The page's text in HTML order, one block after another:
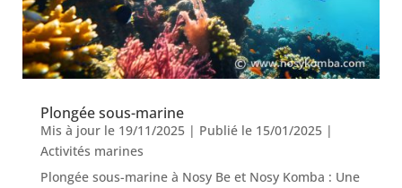
Plongée sous-marine
Mis à jour le 19/11/2025 | Publié le 15/01/2025|
Activités marines
Plongée sous-marine à Nosy Be et Nosy Komba : Une